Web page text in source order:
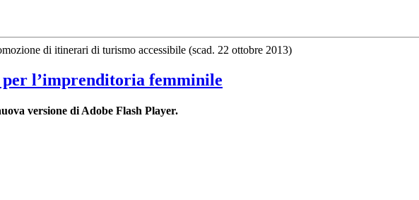
di itinerari di turismo accessibile (scad. 22 ottobre 2013)
l’imprenditoria femminile
versione di Adobe Flash Player.